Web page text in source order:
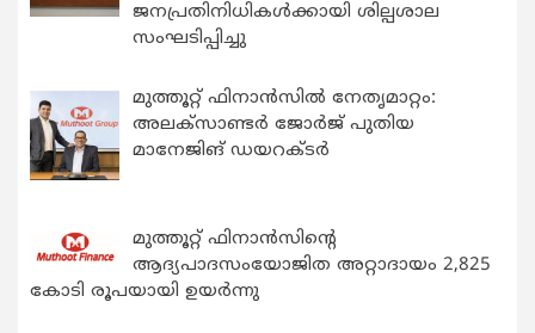
ജനപ്രതിനിധികൾക്കായി ശില്പശാല
സംഘടിപ്പിച്ചു
മുത്തൂറ്റ് ഫിനാൻസിൽ നേതൃമാറ്റം:
അലക്സാണ്ടർ ജോർജ് പുതിയ
മാനേജിങ് ഡയറക്ടർ
മുത്തൂറ്റ് ഫിനാൻസിന്റെ
ആദ്യപാദസംയോജിത അറ്റാദായം 2,825
കോടി രൂപയായി ഉയർന്നു